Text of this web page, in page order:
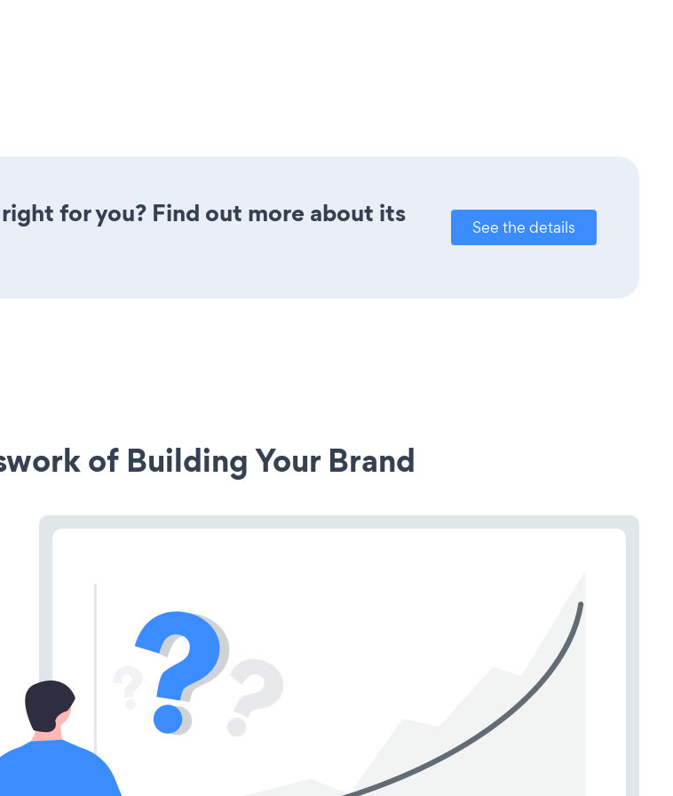
for you? Find out more about its
See the details
of Building Your Brand